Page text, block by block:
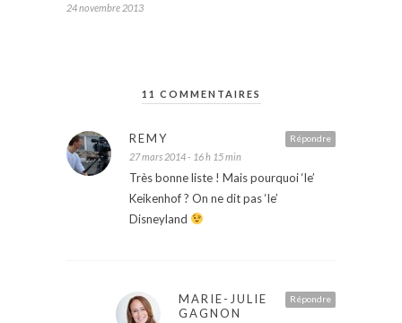
24 novembre 2013
11 COMMENTAIRES
Répondre
REMY
27 mars 2014 - 16 h 15 min
Très bonne liste ! Mais pourquoi ‘le’
Keikenhof ? On ne dit pas ‘le’
Disneyland
Répondre
MARIE-JULIE
GAGNON